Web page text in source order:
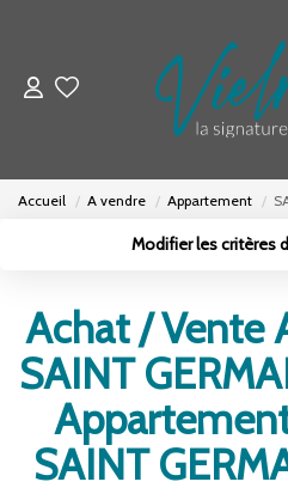
NOS
Biens
FAIRE
Accueil A vendre Appartement
Modifier les critères
Sélectionnez...
Type de bien
Budget max
Créer une alerte
Achat / Vente
SAINT
SAINT